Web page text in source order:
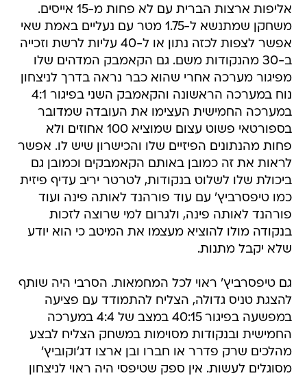
אליפות ארצות הברית עם לא פחות מ-15 אייסים.
משחקן שמתנשא ל-1.75 מטר עם נעליים באמת שאי
אפשר לצפות לכזה נתון או ל-40 עליות לרשת וזכייה
ב-30 מהנקודות משם. גם הקאמבק המדהים שלו
מפיגור מערכה אחרי שהוא כבר נראה בדרך לניצחון
נוח במערכה הראשונה והקאמבק השני בפיגור 4:1
במערכה החמישית העצימו את העובדה שמדובר
בספורטאי פשוט עצום שמוציא 100 אחוזים ולא
פחות מהנתונים הפיזיים שלו והכישרון שיש לו. אפשר
לראות את זה כמובן באותם הקאמבקים וכמובן גם
ביכולת שלו לשלוט בנקודות, לטרטר יריב עדיף פיזית
כמו טיפסרביץ' עם עוד פורהנד לאותה פינה ועוד
פורהנד לאותה פינה, ולגרום למי שרוצה לזכות
בנקודה מולו להוציא מעצמו את המיטב כי הוא יודע
שלא יקבל מתנות.
גם טיפסרביץ' ראוי לכל המחמאות. הסרבי היה שותף
להצגת טניס גדולה, הצליח להתמודד עם פציעה
במפשעה בפיגור 40:15 במצב של 4:4 במערכה
החמישית ובנקודות מסוימות במשחק הצליח לבצע
מהלכים שרק פדרר או חברו ובן ארצו דג'וקוביץ'
מסוגלים לעשות. אין ספק שטיפסי היה ראוי לניצחון